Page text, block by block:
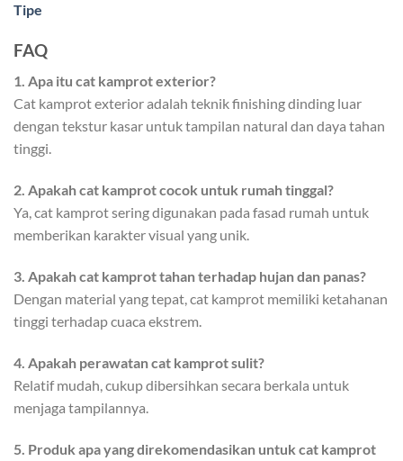
Tipe
FAQ
1. Apa itu cat kamprot exterior?
Cat kamprot exterior adalah teknik finishing dinding luar
dengan tekstur kasar untuk tampilan natural dan daya tahan
tinggi.
2. Apakah cat kamprot cocok untuk rumah tinggal?
Ya, cat kamprot sering digunakan pada fasad rumah untuk
memberikan karakter visual yang unik.
3. Apakah cat kamprot tahan terhadap hujan dan panas?
Dengan material yang tepat, cat kamprot memiliki ketahanan
tinggi terhadap cuaca ekstrem.
4. Apakah perawatan cat kamprot sulit?
Relatif mudah, cukup dibersihkan secara berkala untuk
menjaga tampilannya.
5. Produk apa yang direkomendasikan untuk cat kamprot